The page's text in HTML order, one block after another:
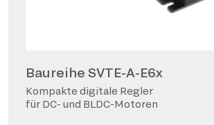
Baureihe SVTE-A-E6x
Kompakte digitale Regler
für DC- und BLDC-Motoren